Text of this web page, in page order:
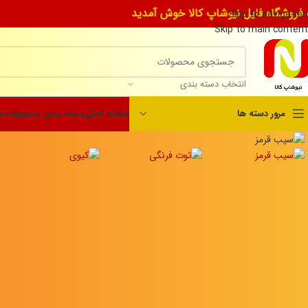
Skip to navigation
Skip to main content
فروشگاه فایل نیوشاپ کالا خوش آمدید
انتخاب دسته بندی
مرور دسته ها صفحه اصلیدسته بندی محصولات